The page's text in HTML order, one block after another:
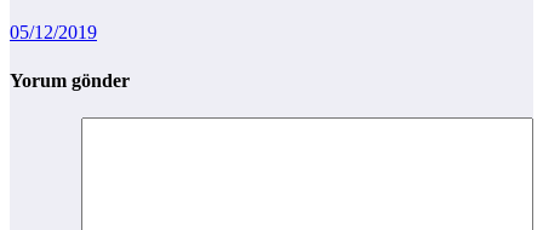
05/12/2019
Yorum gönder